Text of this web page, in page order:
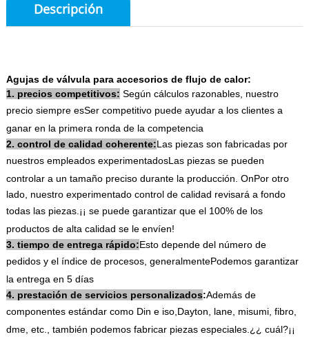
Descripción
Agujas de válvula para accesorios de flujo de calor:
1. precios competitivos: Según cálculos razonables, nuestro
precio siempre esSer competitivo puede ayudar a los clientes a
ganar en la primera ronda de la competencia
2. control de calidad coherente:Las piezas son fabricadas por
nuestros empleados experimentadosLas piezas se pueden
controlar a un tamaño preciso durante la producción. OnPor otro
lado, nuestro experimentado control de calidad revisará a fondo
todas las piezas. ¡¡ se puede garantizar que el 100% de los
productos de alta calidad se le envíen!
3. tiempo de entrega rápido:Esto depende del número de
pedidos y el índice de procesos, generalmentePodemos garantizar
la entrega en 5 días
4. prestación de servicios personalizados:Además de
componentes estándar como Din e iso, Dayton, lane, misumi, fibro,
dme, etc., también podemos fabricar piezas especiales. ¿¿ cuál?¡¡